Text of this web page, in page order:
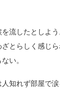
流したとしよ
とらしく感じ
い。
れず部屋で涙